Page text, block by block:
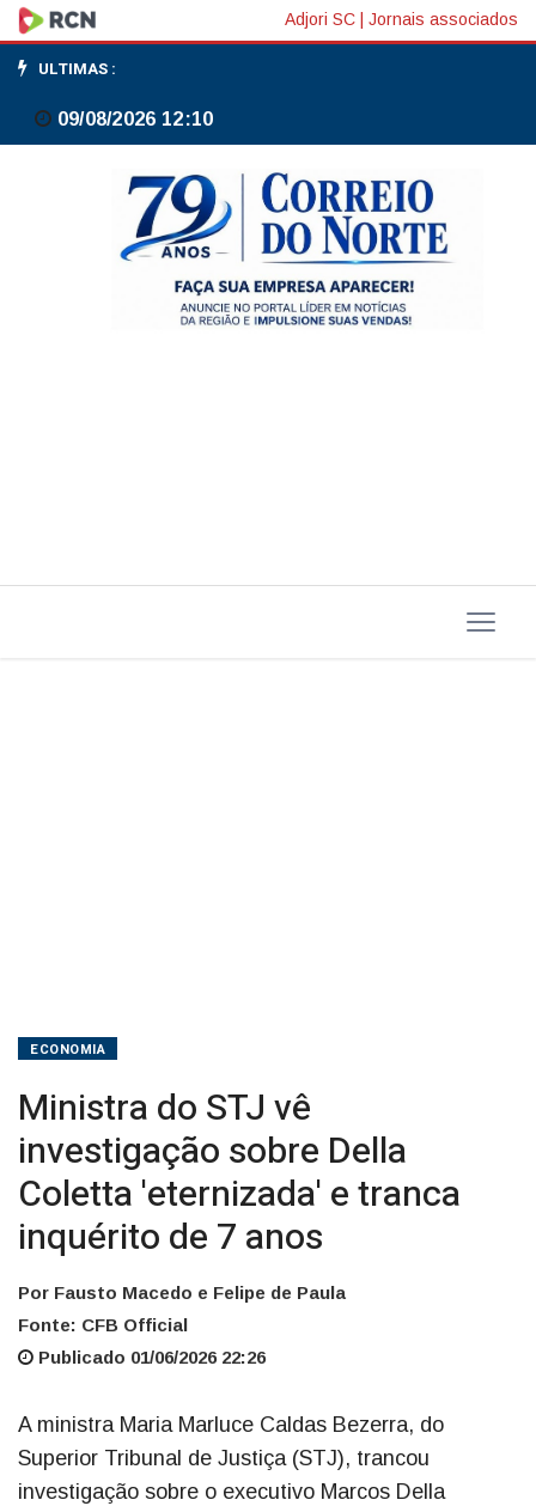
Ministra
do
STJ
investigação
inquérito
Adjori SC Jornais associados
ULTIMAS :
09/08/2026 12:10
ECONOMIA
Ministra do STJ vê
investigação sobre Della
Coletta 'eternizada' e tranca
inquérito de 7 anos
Por Fausto Macedo e Felipe de Paula
Fonte: CFB Official
Publicado 01/06/2026 22:26
A ministra Maria Marluce Caldas Bezerra, do
Superior Tribunal de Justiça (STJ), trancou
investigação sobre o executivo Marcos Della